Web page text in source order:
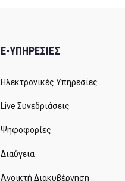
E-ΥΠΗΡΕΣΙΕΣ
Ηλεκτρονικές Υπηρεσίες
Live Συνεδριάσεις
Ψηφοφορίες
Διαύγεια
Ανοικτή Διακυβέρνηση